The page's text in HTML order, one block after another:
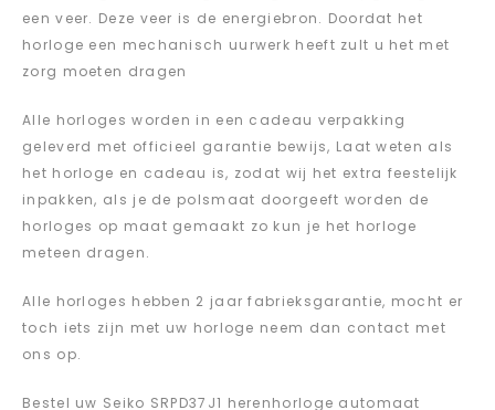
een veer. Deze veer is de energiebron. Doordat het
horloge een mechanisch uurwerk heeft zult u het met
zorg moeten dragen
Alle horloges worden in een cadeau verpakking
geleverd met officieel garantie bewijs, Laat weten als
het horloge en cadeau is, zodat wij het extra feestelijk
inpakken, als je de polsmaat doorgeeft worden de
horloges op maat gemaakt zo kun je het horloge
meteen dragen.
Alle horloges hebben 2 jaar fabrieksgarantie, mocht er
toch iets zijn met uw horloge neem dan contact met
ons op.
Bestel uw Seiko SRPD37J1 herenhorloge automaat